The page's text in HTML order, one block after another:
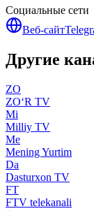
Социальные сети
Веб-сайт
Другие
ZO
ZO‘R TV
Mi
Milliy TV
Me
Mening Yurtim
Da
Dasturxon TV
FT
FTV telekanali